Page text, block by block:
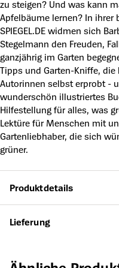
zu steigen? Und was kann
Apfelbäume lernen? In ihrer
SPIEGEL.DE widmen sich
Stegelmann den Freuden,
ganzjährig im Garten
Tipps und Garten-Kniffe,
Autorinnen selbst erprobt -
wunderschön illustriertes
Hilfestellung für alles, was
Lektüre für Menschen mit
Gartenliebhaber, die sich
grüner.
Produktdetails
Lieferung
Produktgalerie